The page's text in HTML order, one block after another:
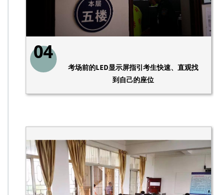
04
考场前的LED显示屏指引考生快速、直观找
到自己的座位